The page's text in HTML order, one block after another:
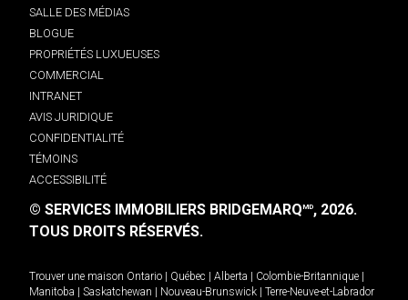
SALLE DES MÉDIAS
BLOGUE
PROPRIÉTÉS LUXUEUSES
COMMERCIAL
INTRANET
AVIS JURIDIQUE
CONFIDENTIALITÉ
TÉMOINS
ACCESSIBILITÉ
© SERVICES IMMOBILIERS BRIDGEMARQMD, 2026.
TOUS DROITS RÉSERVÉS.
Trouver une maison Ontario Québec Alberta Colombie-Britannique
Manitoba
Saskatchewan Nouveau-Brunswick
Terre-Neuve-et-Labrador